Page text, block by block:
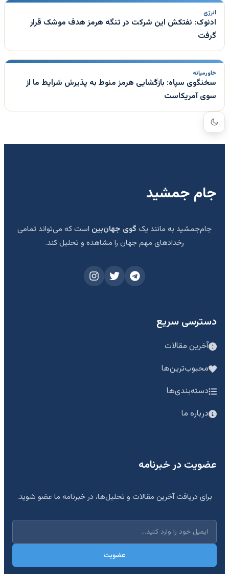
انرژی
ادنوک: نفتکش این شرکت در تنگه هرمز هدف موشک قرار
گرفت
خاورمیانه
سخنگوی سپاه: بازگشایی هرمز منوط به پذیرش شرایط ما از
سوی آمریکاست
جام جمشید
جام‌جمشید به مانند یک گوی جهان‌بین است که می‌تواند تمامی
رخدادهای مهم جهان را مشاهده و تحلیل کند.
دسترسی سریع
آخرین مقالات
محبوب‌ترین‌ها
دسته‌بندی‌ها
درباره ما
عضویت در خبرنامه
برای دریافت آخرین مقالات و تحلیل‌ها، در خبرنامه ما عضو شوید.
عضویت